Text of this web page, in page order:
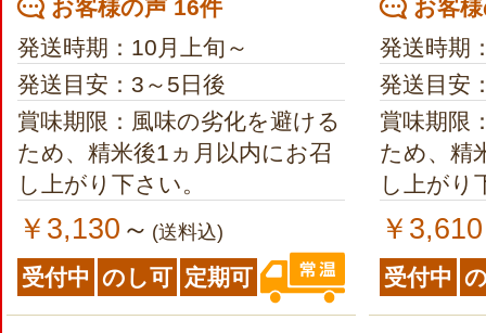
お客様の声 16件
発送時期：10月上旬～
発送目安：3～5日後
賞味期限：風味の劣化を避ける
ため、精米後1ヵ月以内にお召
し上がり下さい。
￥3,130 ～ (送料込)
受付中 のし可 定期可
お客
発送時期
発送目安
賞味期限
ため、精
し上がり
￥3,610
受付中